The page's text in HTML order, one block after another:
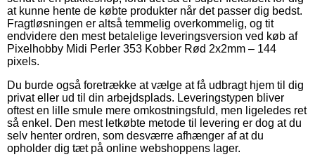
at kunne hente de købte produkter når det passer dig bedst.
Fragtløsningen er altså temmelig overkommelig, og tit
endvidere den mest betalelige leveringsversion ved køb af
Pixelhobby Midi Perler 353 Kobber Rød 2x2mm – 144
pixels.
Du burde også foretrække at vælge at få udbragt hjem til dig
privat eller ud til din arbejdsplads. Leveringstypen bliver
oftest en lille smule mere omkostningsfuld, men ligeledes ret
så enkel. Den mest letkøbte metode til levering er dog at du
selv henter ordren, som desværre afhænger af at du
opholder dig tæt på online webshoppens lager.